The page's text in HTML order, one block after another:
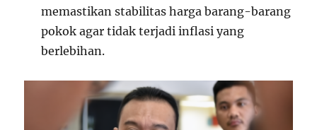
memastikan stabilitas harga barang-barang
pokok agar tidak terjadi inflasi yang
berlebihan.